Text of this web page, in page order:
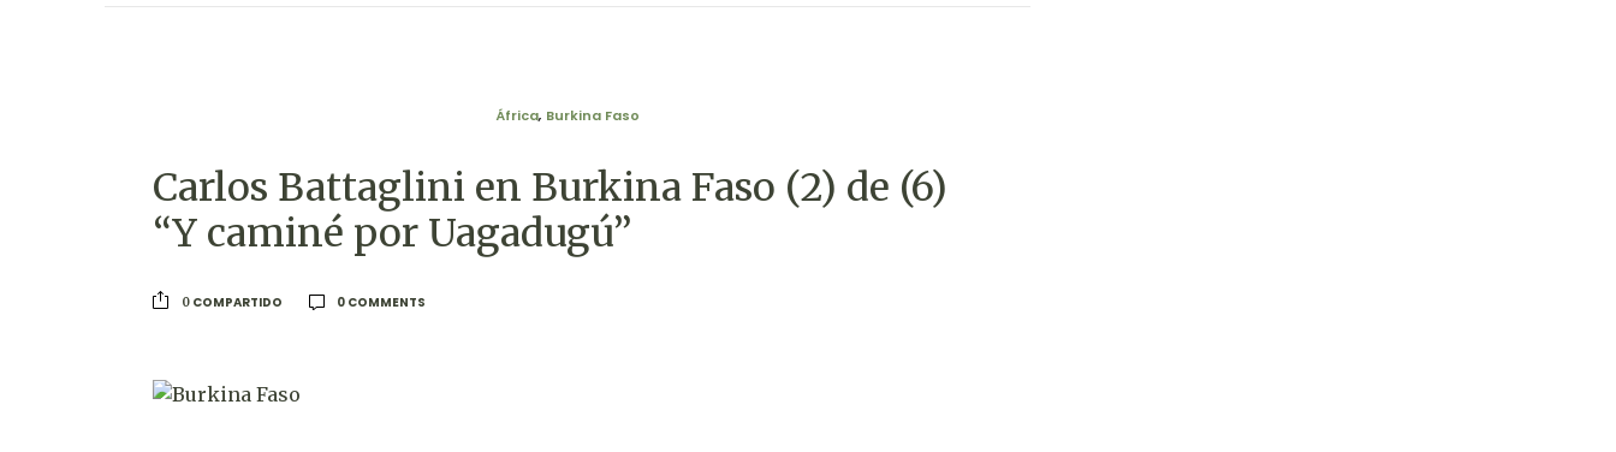
África, Burkina Faso
Carlos Battaglini en Burkina Faso (2) de (6)
“Y caminé por Uagadugú”
0 COMPARTIDO 0 COMMENTS